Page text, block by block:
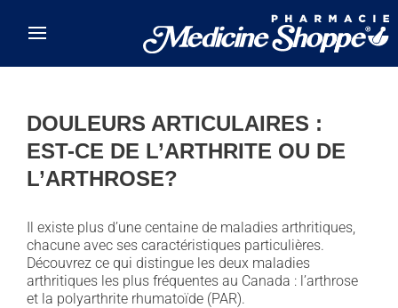
DOULEURS ARTICULAIRES :
EST-CE DE L’ARTHRITE OU DE
L’ARTHROSE?
Il existe plus d’une centaine de maladies arthritiques,
chacune avec ses caractéristiques particulières.
Découvrez ce qui distingue les deux maladies
arthritiques les plus fréquentes au Canada : l’arthrose
et la polyarthrite rhumatoïde (PAR).